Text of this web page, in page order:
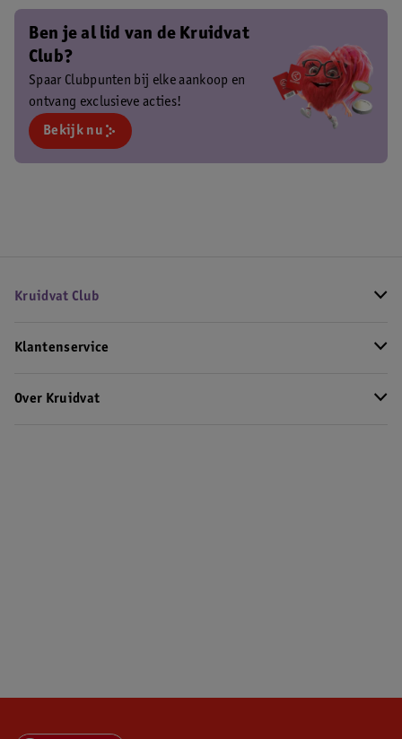
Ben je al lid van de Kruidvat
Club?
Spaar Clubpunten bij elke aankoop en
ontvang exclusieve acties!
Bekijk nu
Kruidvat Club
Klantenservice
Over Kruidvat